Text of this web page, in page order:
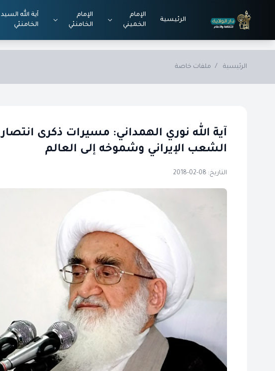
الرئيسية
الإمام
الخميني
الإمام
الخامنئي
آية الله
الخامنئي
الرئيسية / ملفات خاصة
آية الله نوري الهمداني: مسيرات ذكرى انتصار
الشعب الإيراني وشموخه إلى العالم
التاريخ: 08-02-2018